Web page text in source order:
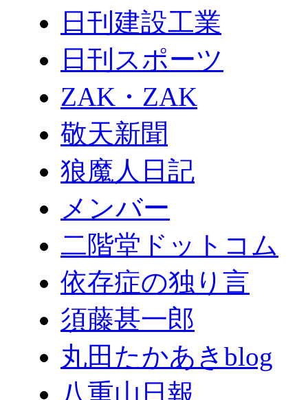
日刊建設工業
日刊スポーツ
ZAK・ZAK
敬天新聞
狼魔人日記
メンバー
二階堂ドットコム
依存症の独り言
須藤甚一郎
丸田たかあきblog
八重山日報